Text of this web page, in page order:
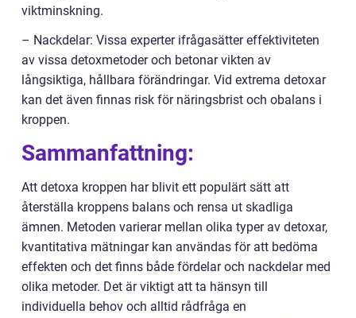
viktminskning.
– Nackdelar: Vissa experter ifrågasätter effektiviteten
av vissa detoxmetoder och betonar vikten av
långsiktiga, hållbara förändringar. Vid extrema detoxar
kan det även finnas risk för näringsbrist och obalans i
kroppen.
Sammanfattning:
Att detoxa kroppen har blivit ett populärt sätt att
återställa kroppens balans och rensa ut skadliga
ämnen. Metoden varierar mellan olika typer av detoxar,
kvantitativa mätningar kan användas för att bedöma
effekten och det finns både fördelar och nackdelar med
olika metoder. Det är viktigt att ta hänsyn till
individuella behov och alltid rådfråga en